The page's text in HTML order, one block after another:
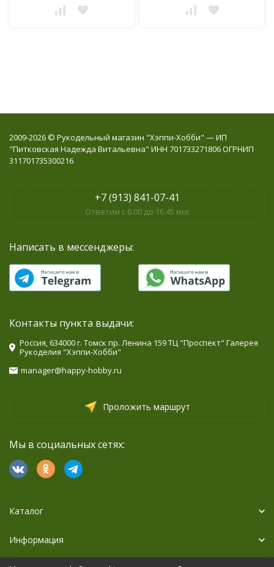
2009-2026 © Рукодельный магазин "Хэппи-Хобби" — ИП
"Питковская Надежда Витальевна" ИНН 701733271806 ОГРНИП
311701735300216
+7 (913) 841-07-41
Ответим с 6.00 до 16.45 мск
Написать в мессенджеры:
Контакты пункта выдачи:
Россия, 634000 г. Томск пр. Ленина 159 ТЦ "Проспект" Галерея
Рукоделия "Хэппи-Хобби"
manager@happy-hobby.ru
Проложить маршрут
Мы в социальных сетях:
Каталог
Информация